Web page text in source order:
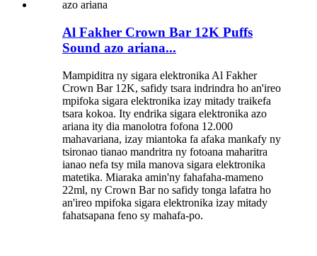
Al Fakher Crown Bar 12K Puffs
Sound azo ariana...
Mampiditra ny sigara elektronika Al Fakher
Crown Bar 12K, safidy tsara indrindra ho an'ireo
mpifoka sigara elektronika izay mitady traikefa
tsara kokoa. Ity endrika sigara elektronika azo
ariana ity dia manolotra fofona 12.000
mahavariana, izay miantoka fa afaka mankafy ny
tsironao tianao mandritra ny fotoana maharitra
ianao nefa tsy mila manova sigara elektronika
matetika. Miaraka amin'ny fahafaha-mameno
22ml, ny Crown Bar no safidy tonga lafatra ho
an'ireo mpifoka sigara elektronika izay mitady
fahatsapana feno sy mahafa-po.